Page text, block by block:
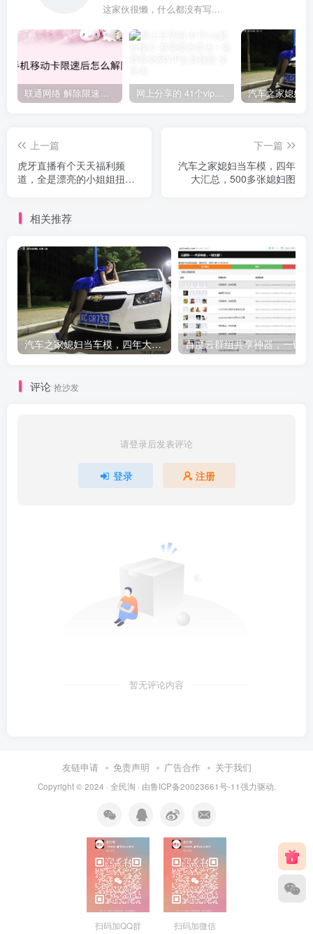
这家伙很懒，什么都没有写...
联通网络 解除限速方法参考！畅享、畅玩、老白干等及其它地区自测了 网上分享的 41个vip解析接口 有需要的拿去~ 免费看全网VIP会员视频
上一篇
虎牙直播有个天天福利频
道，全是漂亮的小姐姐扭啊
下一篇
汽车之家媳妇当车模，四年
大汇总，500多张媳妇图
相关推荐
汽车之家媳妇当车模，四年大汇总，500多张媳妇图 百度云群组共享神器，一键
评论 抢沙发
请登录后发表评论
登录 注册
暂无评论内容
友链申请 免责声明 广告合作 关于我们
Copyright © 2024 · 全民淘 · 由鲁ICP备20023661号-11强力驱动.
扫码加QQ群 扫码加微信